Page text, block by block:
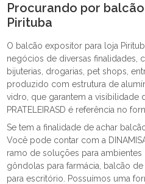
Procurando por
Pirituba
O balcão expositor para loja
negócios de diversas finalidades,
bijuterias, drogarias, pet shops,
produzido com estrutura de
vidro, que garantem a
PRATELEIRASD é referência no
Se tem a finalidade de achar
Você pode contar com a
ramo de soluções para
gôndolas para farmácia, balcão
para escritório. Possuímos uma